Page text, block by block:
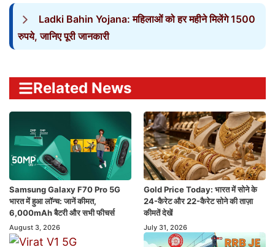
Ladki Bahin Yojana: महिलाओं को हर महीने मिलेंगे 1500
रुपये, जानिए पूरी जानकारी
Related News
Samsung Galaxy F70 Pro 5G
भारत में हुआ लॉन्च: जानें कीमत,
6,000mAh बैटरी और सभी फीचर्स
August 3, 2026
Gold Price Today: भारत में सोने के
24-कैरेट और 22-कैरेट सोने की ताज़ा
कीमतें देखें
July 31, 2026